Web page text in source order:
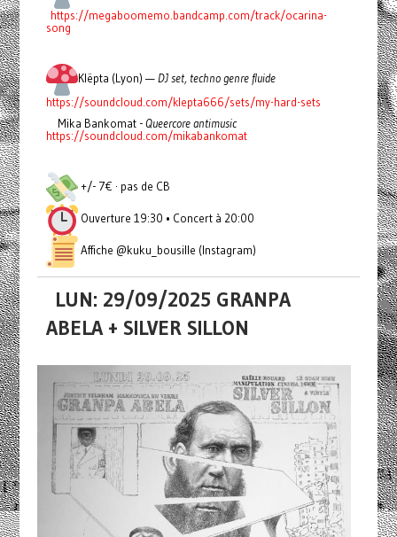
https://megaboomemo.bandcamp.com/track/ocarina-
song
Klëpta (Lyon) —DJ set, techno genre fluide
https://soundcloud.com/klepta666/sets/my-hard-sets
Mika Bankomat -Queercore antimusic
https://soundcloud.com/mikabankomat
+/- 7€ · pas de CB
Ouverture 19:30 • Concert à 20:00
Affiche @kuku_bousille (Instagram)
LUN: 29/09/2025 GRANPA
ABELA + SILVER SILLON